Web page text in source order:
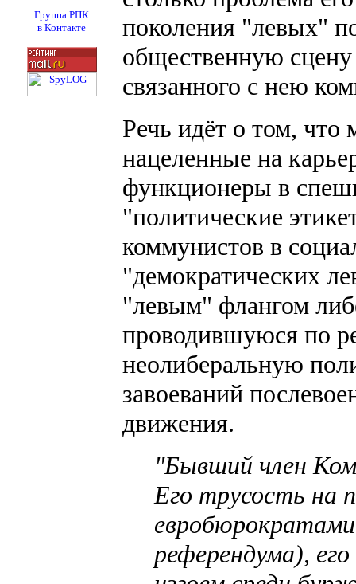
Группа РПК
в Контакте
поколения "левых"
общественную
связанного с нею
Речь идёт о том, что
нацеленные на
функционеры в
"политические
коммунистов в
"демократических
"левым" флангом
проводившуюся по
неолиберальную
завоеваний
движения.
"Бывший член
Его трусость на
референдума),